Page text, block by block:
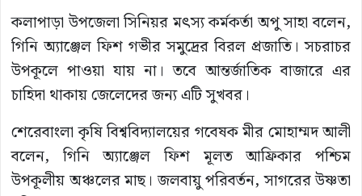
কলাপাড়া উপজেলা সিনিয়র মৎস্য কর্মকর্তা অপু সাহা বলেন,
গিনি অ্যাঞ্জেল ফিশ গভীর সমুদ্রের বিরল প্রজাতি। সচরাচর
উপকূলে পাওয়া যায় না। তবে আন্তর্জাতিক বাজারে এর
চাহিদা থাকায় জেলেদের জন্য এটি সুখবর।
শেরেবাংলা কৃষি বিশ্ববিদ্যালয়ের গবেষক মীর মোহাম্মদ আলী
বলেন, গিনি অ্যাঞ্জেল ফিশ মূলত আফ্রিকার পশ্চিম
উপকূলীয় অঞ্চলের মাছ। জলবায়ু পরিবর্তন, সাগরের উষ্ণতা